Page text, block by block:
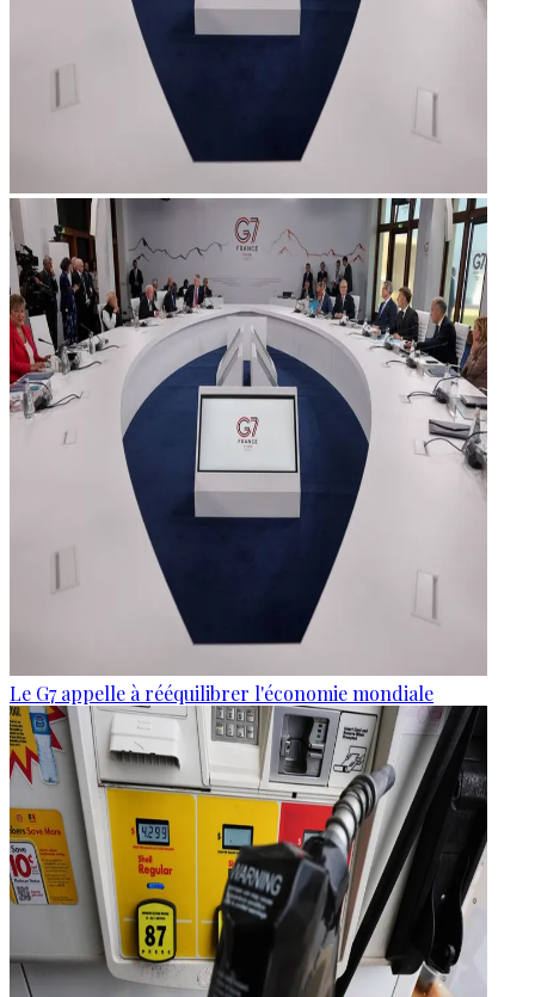
Le G7 appelle à rééquilibrer l'économie mondiale